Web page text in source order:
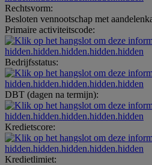
Rechtsvorm:
Besloten vennootschap met
Primaire activiteitscode:
hidden.hidden.hidden.hidden.hidden
Bedrijfsstatus:
hidden.hidden.hidden.hidden.hidden
DBT (dagen na termijn):
hidden.hidden.hidden.hidden.hidden
Kredietscore:
hidden.hidden.hidden.hidden.hidden
Kredietlimiet: